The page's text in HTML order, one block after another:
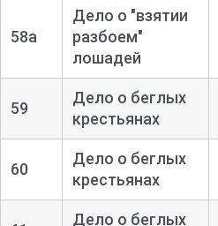
58а
Дело о "взятии
разбоем"
лошадей
59
Дело о беглых
крестьянах
60
Дело о беглых
крестьянах
Дело о беглых